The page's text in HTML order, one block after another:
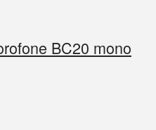
BC20 mono